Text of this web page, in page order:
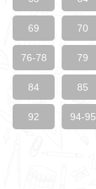
69 70
76-78 79
84 85
92 94-95